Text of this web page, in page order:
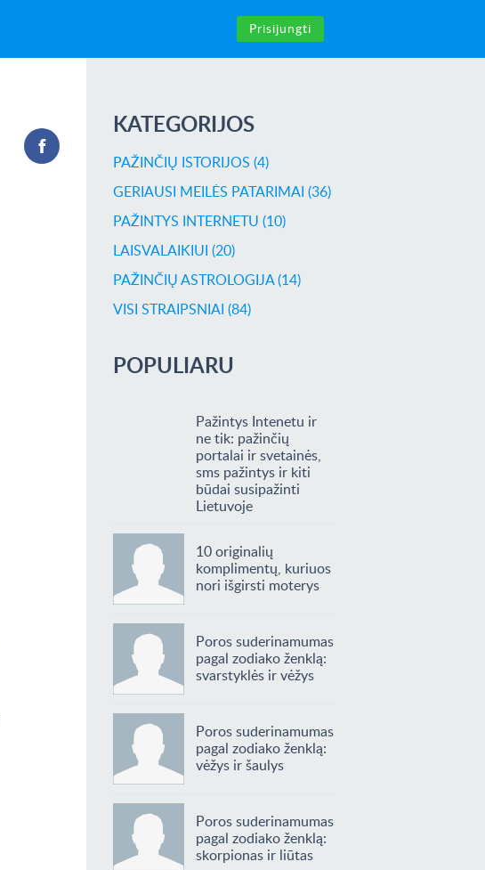
Prisijungti
KATEGORIJOS
PAŽINČIŲ ISTORIJOS (4)
GERIAUSI MEILĖS PATARIMAI (36)
PAŽINTYS INTERNETU (10)
LAISVALAIKIUI (20)
PAŽINČIŲ ASTROLOGIJA (14)
VISI STRAIPSNIAI (84)
POPULIARU
Pažintys Intenetu ir
ne tik: pažinčių
portalai ir svetainės,
sms pažintys ir kiti
būdai susipažinti
Lietuvoje
10 originalių
komplimentų, kuriuos
nori išgirsti moterys
Poros suderinamumas
pagal zodiako ženklą:
svarstyklės ir vėžys
Poros suderinamumas
pagal zodiako ženklą:
vėžys ir šaulys
Poros suderinamumas
pagal zodiako ženklą:
skorpionas ir liūtas